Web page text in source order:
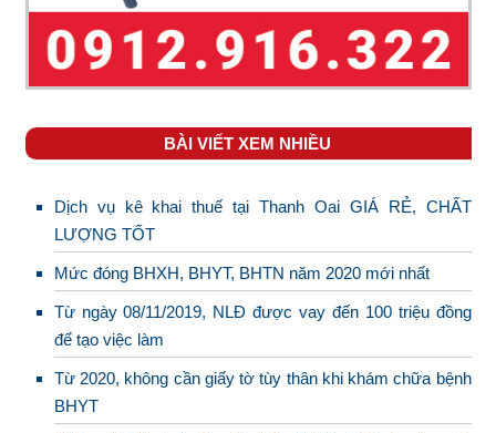
BÀI VIẾT XEM NHIỀU
Dịch vụ kê khai thuế tại Thanh Oai GIÁ RẺ, CHẤT
LƯỢNG TỐT
Mức đóng BHXH, BHYT, BHTN năm 2020 mới nhất
Từ ngày 08/11/2019, NLĐ được vay đến 100 triệu đồng
để tạo việc làm
Từ 2020, không cần giấy tờ tùy thân khi khám chữa bệnh
BHYT